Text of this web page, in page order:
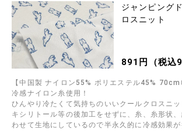
ジャンピング
ロスニット
891円（税込
【中国製 ナイロン55% ポリエステル45% 70cm
冷感ナイロン糸使用！
ひんやり冷たくて気持ちのいいクールクロスニッ
キシリトール等の後加工をせずに、糸、糸形状
わせて生地にしているので半永久的に冷感効果が